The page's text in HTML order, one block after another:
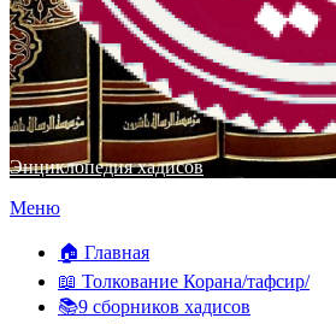
Энциклопедия хадисов
Перейти
содержимому
Меню
🏠 Главная
📖 Толкование Корана/тафсир/
📚9 сборников хадисов